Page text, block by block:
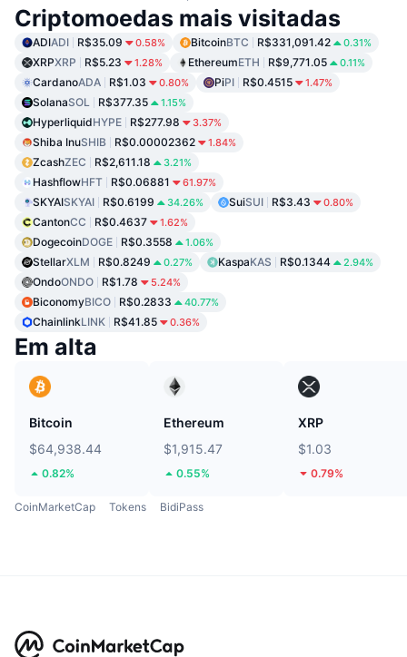
Criptomoedas mais visitadas
ADIADI R$35.09 0.58% BitcoinBTC R$331,091.42 0.31%
XRPXRP R$5.23 1.28% EthereumETH R$9,771.05 0.11%
CardanoADA R$1.03 0.80% PiPI R$0.4515 1.47%
SolanaSOL R$377.35 1.15%
HyperliquidHYPE R$277.98 3.37%
Shiba InuSHIB R$0.00002362 1.84%
ZcashZEC R$2,611.18 3.21%
HashflowHFT R$0.06881 61.97%
SKYAISKYAI R$0.6199 34.26% SuiSUI R$3.43 0.80%
CantonCC R$0.4637 1.62%
DogecoinDOGE R$0.3558 1.06%
StellarXLM R$0.8249 0.27% KaspaKAS R$0.1344 2.94%
OndoONDO R$1.78 5.24%
BiconomyBICO R$0.2833 40.77%
ChainlinkLINK R$41.85 0.36%
Em alta
Bitcoin
$64,938.44
0.82%
Ethereum
$1,915.47
0.55%
XRP
$1.03
0.79%
CoinMarketCap Tokens BidiPass